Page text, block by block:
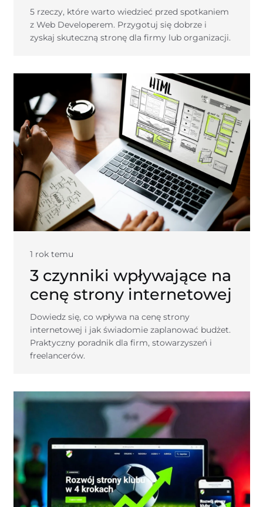
5 rzeczy, które warto wiedzieć przed spotkaniem
z Web Developerem. Przygotuj się dobrze i
zyskaj skuteczną stronę dla firmy lub organizacji.
1 rok temu
3 czynniki wpływające na
cenę strony internetowej
Dowiedz się, co wpływa na cenę strony
internetowej i jak świadomie zaplanować budżet.
Praktyczny poradnik dla firm, stowarzyszeń i
freelancerów.